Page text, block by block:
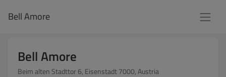
Bell Amore
Bell Amore
Beim alten Stadttor 6, Eisenstadt 7000, Austria